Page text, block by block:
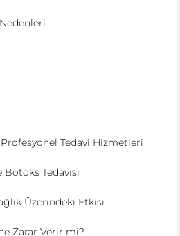
Tedavi Hizmetleri
Botoks Tedavisi
Üzerindeki Etkisi
Zarar Verir mi?